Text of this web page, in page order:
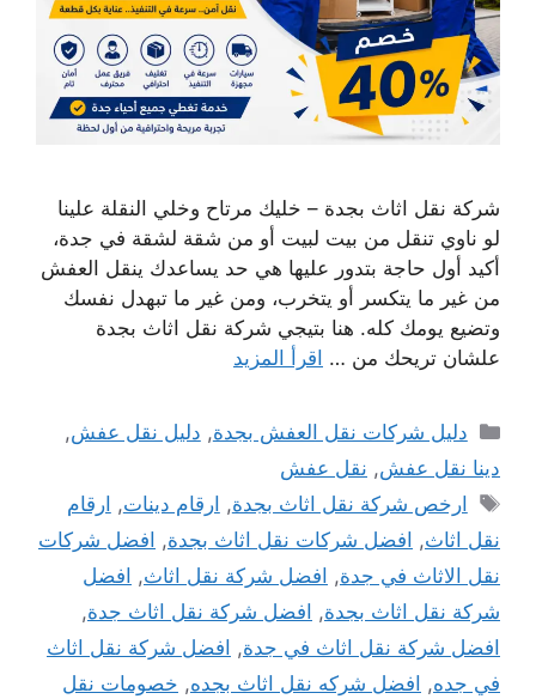
شركة نقل اثاث بجدة – خليك مرتاح وخلي النقلة علينا
لو ناوي تنقل من بيت لبيت أو من شقة لشقة في جدة،
أكيد أول حاجة بتدور عليها هي حد يساعدك ينقل العفش
من غير ما يتكسر أو يتخرب، ومن غير ما تبهدل نفسك
وتضيع يومك كله. هنا بتيجي شركة نقل اثاث بجدة
علشان تريحك من … اقرأ المزيد
التصنيفات
دليل شركات نقل العفش بجدة, دليل نقل عفش,
دينا نقل عفش, نقل عفش
الوسوم
ارخص شركة نقل اثاث بجدة, ارقام دينات, ارقام
نقل اثاث, افضل شركات نقل اثاث بجدة, افضل شركات
نقل الاثاث في جدة, افضل شركة نقل اثاث, افضل
شركة نقل اثاث بجدة, افضل شركة نقل اثاث جدة,
افضل شركة نقل اثاث في جدة, افضل شركة نقل اثاث
في جده, افضل شركه نقل اثاث بجده, خصومات نقل